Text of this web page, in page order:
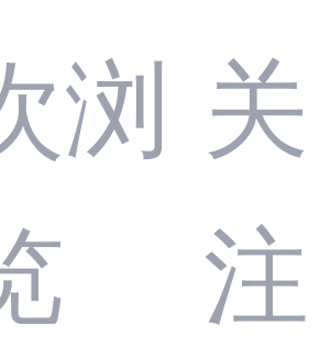
供应
深度
浏 关
注